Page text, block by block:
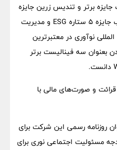
برتر و تندیس زرین جایزه
بین المللی مدیریت دانش، کسب جایزه ۵ ستاره ESG و مدیریت
نوآوری در معتبرترین
بعنوان سه فینالیست برتر
و صورت‌های مالی با
روزنامه رسمی این شرکت برای
مسئولیت اجتماعی نوری برای